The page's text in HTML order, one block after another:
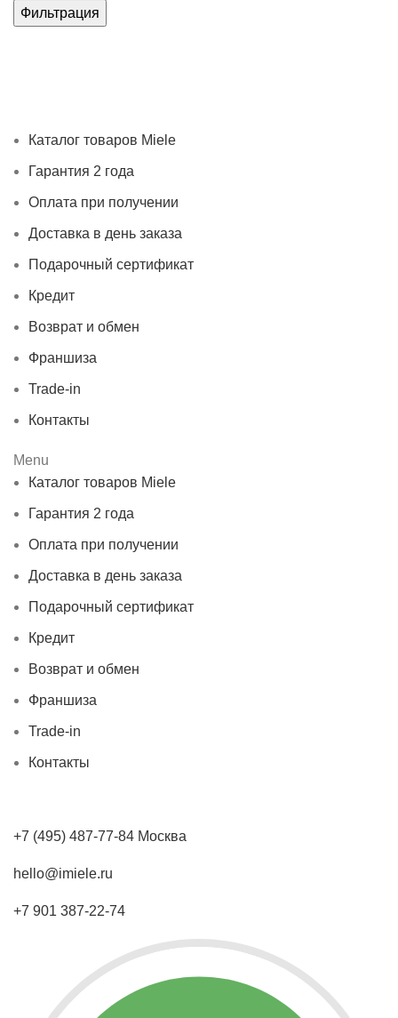
Фильтрация
Каталог товаров Miele
Гарантия 2 года
Оплата при получении
Доставка в день заказа
Подарочный сертификат
Кредит
Возврат и обмен
Франшиза
Trade-in
Контакты
Menu
Каталог товаров Miele
Гарантия 2 года
Оплата при получении
Доставка в день заказа
Подарочный сертификат
Кредит
Возврат и обмен
Франшиза
Trade-in
Контакты
+7 (495) 487-77-84 Москва
hello@imiele.ru
+7 901 387-22-74